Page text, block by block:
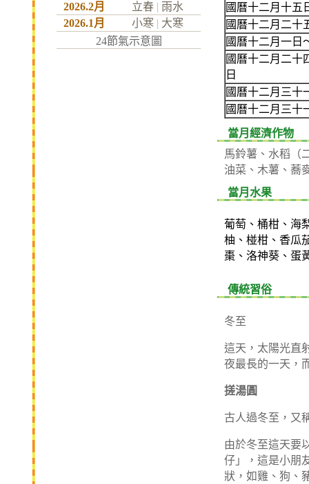
2026.2月
立春 | 雨水
2026.1月
小寒 | 大寒
24節氣示意圖
國曆十二月十五
國曆十二月二十
國曆十二月一日
國曆十二月二十
日
國曆十二月三十
國曆十二月三十
當月經濟作物
馬鈴薯、水稻（
油菜、木薯、蕎
當月水果
葡萄、桶柑、海
柚、椪柑、香瓜
棗、洛神葵、蛋
傳統習俗
冬至
這天，太陽光直
夜最長的一天，
搓湯圓
古人過冬至，又
由於冬至這天要
仔」，這是小朋
狀，如雞、狗、